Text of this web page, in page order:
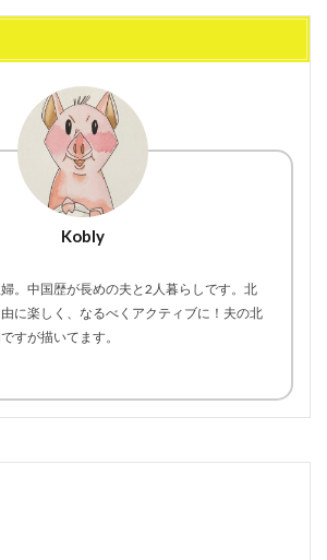
Kobly
。中国歴が長めの夫と2人暮らしです。北
に楽しく、なるべくアクティブに！夫の北
すが描いてます。